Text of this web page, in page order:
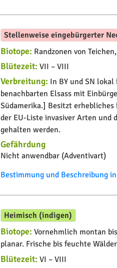
Stellenweise eingebürgerter
Biotope: Randzonen von
Blütezeit: VII – VIII
Verbreitung: In BY und SN
benachbarten Elsass mit
Südamerika.] Besitzt
der EU-Liste invasiver Arten und
gehalten werden.
Gefährdung
Nicht anwendbar (Adventivart)
Bestimmung und Beschreibung
Heimisch (indigen)
Biotope: Vornehmlich montan
planar. Frische bis feuchte
Blütezeit: VI – VIII